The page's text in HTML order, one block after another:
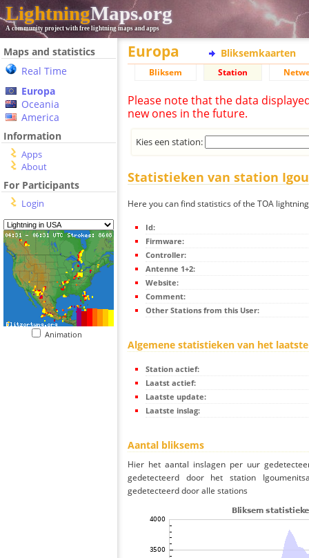
LightningMaps.org
A community project with free lightning maps and apps
Maps and statistics
Real Time
Europa
Oceania
America
Information
Apps
About
For Participants
Login
Animation
Europa Bliksemkaarten
Bliksem Station
Please note that the data
new ones in the future.
Kies een station:
Statistieken van station
Here you can find statistics of the TOA
Id:
Firmware:
Controller:
Antenne 1+2:
Website:
Comment:
Other Stations from this User:
Algemene statistieken van het
Station actief:
Laatst actief:
Laatste update:
Laatste inslag:
Aantal bliksems
Hier het aantal inslagen per uur
gedetecteerd door het station
gedetecteerd door alle stations